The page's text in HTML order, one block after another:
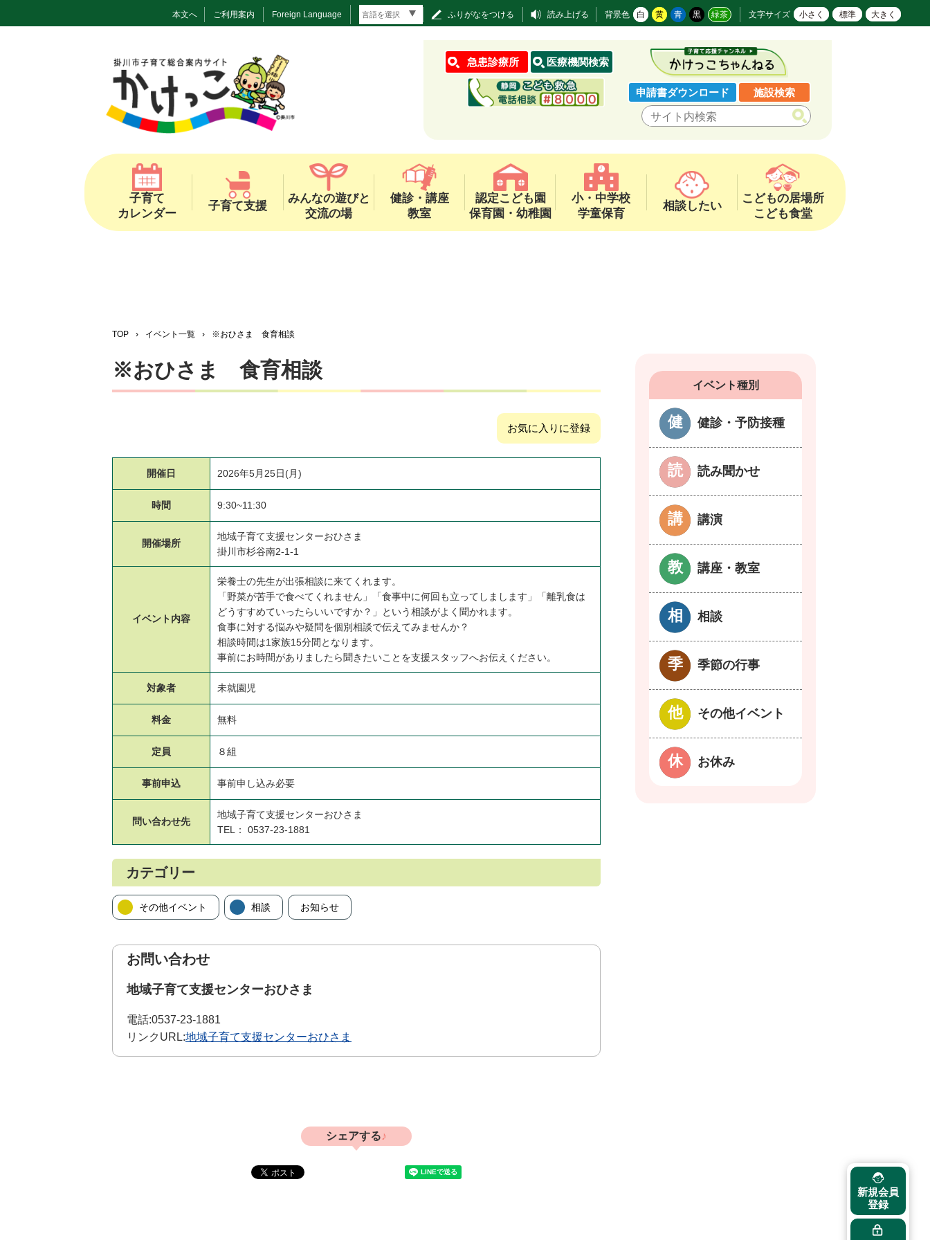
本文へ ご利用案内 Foreign Language ふりがなをつける 読み上げる 背景色 白 黄 青 黒 緑茶 文字サイズ 小さく 標準 大きく
急患診療所 医療機関検索
申請書ダウンロード 施設検索
子育て
カレンダー
子育て支援
みんなの遊びと
交流の場
健診・講座
教室
認定こども園
保育園・幼稚園
小・中学校
学童保育
相談したい
こどもの居場所
こども食堂
TOP › イベント一覧 › ※おひさま 食育相談
※おひさま 食育相談
お気に入りに登録
開催日 2026年5月25日(月)
時間 9:30~11:30
開催場所
地域子育て支援センターおひさま
掛川市杉谷南2-1-1
イベント 内容
栄養士の先生が出張相談に来てくれます。
「野菜が苦手で食べてくれません」「食事中に何回も立ってしまします」「離乳食は
どうすすめていったらいいですか？」という相談がよく聞かれます。
食事に対する悩みや疑問を個別相談で伝えてみませんか？
相談時間は1家族15分間となります。
事前にお時間がありましたら聞きたいことを支援スタッフへお伝えください。
対象者 未就園児
料金 無料
定員 ８組
事前申込 事前申し込み必要
問い合わせ先
地域子育て支援センターおひさま
TEL： 0537-23-1881
カテゴリー
その他イベント 相談 お知らせ
お問い合わせ
地域子育て支援センターおひさま
電話:0537-23-1881
リンクURL:地域子育て支援センターおひさま
シェアする
イベント種別
健診・予防接種
読み聞かせ
講演
講座・教室
相談
季節の行事
その他イベント
お休み
新規会員
登録